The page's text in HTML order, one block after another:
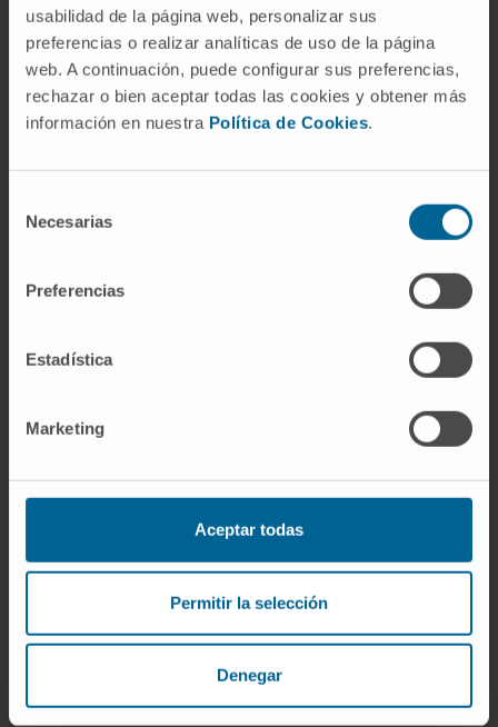
usabilidad de la página web, personalizar sus
preferencias o realizar analíticas de uso de la página
web. A continuación, puede configurar sus preferencias,
rechazar o bien aceptar todas las cookies y obtener más
información en nuestra Política de Cookies.
Necesarias
Preferencias
Estadística
Marketing
Aceptar todas
Permitir la selección
Denegar
A-T, pero ambos nombres designan la misma
enfermedad.
¿Por qué es tan importante evitar
la radiación en estos pacientes?
Porque la proteína ATM es la encargada de
reparar las roturas del ADN que produce la
radiación ionizante. Sin ella, la célula no puede
acumula mutaciones peligrosas. Las dosis de
tóxicas, y las pruebas radiológicas
alternativas no ionizantes siempre que sea
posible.
¿Los portadores del gen ATM
(heterocigotos) tienen algún
Los portadores, aproximadamente el 1 % de la
estudios epidemiológicos han asociado el
estado de portador con un riesgo
moderadamente aumentado de ciertos